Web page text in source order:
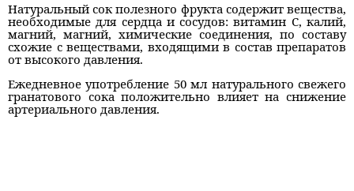
Натуральный сок полезного фрукта содержит вещества,
необходимые для сердца и сосудов: витамин С, калий,
магний, магний, химические соединения, по составу
схожие с веществами, входящими в состав препаратов
от высокого давления.
Ежедневное употребление 50 мл натурального свежего
гранатового сока положительно влияет на снижение
артериального давления.